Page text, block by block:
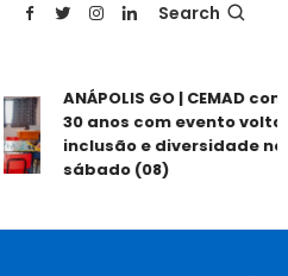
Search
ANÁPOLIS GO | CEMAD
30 anos com evento
inclusão e diversidade
sábado (08)